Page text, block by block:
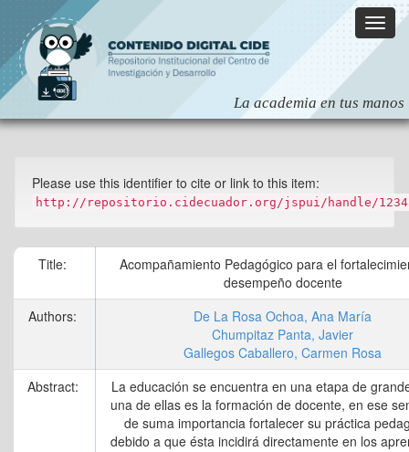
navigation
Please use this identifier to cite or link to this item:
http://repositorio.cidecuador.org/jspui/handle/
Title:
Acompañamiento Pedagógico para el
desempeño docente
Authors:
De La Rosa Ochoa, Ana María
Chumpitaz Panta, Javier
Gallegos Caballero, Carmen Rosa
Abstract:
La educación se encuentra en una etapa de
una de ellas es la formación de docente, en ese
de suma importancia fortalecer su práctica
debido a que ésta incidirá directamente en los